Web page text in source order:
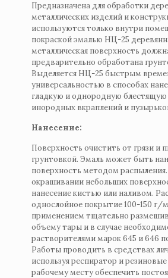
Предназначена для обработки
металлических изделий и
используются только внутри
покраской эмалью НЦ-25
металлическая поверхность
предварительно обработана
Выделяется НЦ-25 быстрым
универсальностью в способах
гладкую и однородную блестящую
инородных вкраплений и
Нанесение:
Поверхность очистить от грязи и
грунтовкой. Эмаль может быть
поверхность методом
окрашивании небольших
нанесение кистью или наливом.
однослойное покрытие 100-150 г/
применением тщательно
объему тары и в случае
растворителями марок 645 и 646
Работы проводить в средствах
используя респиратор и
рабочему месту обеспечить